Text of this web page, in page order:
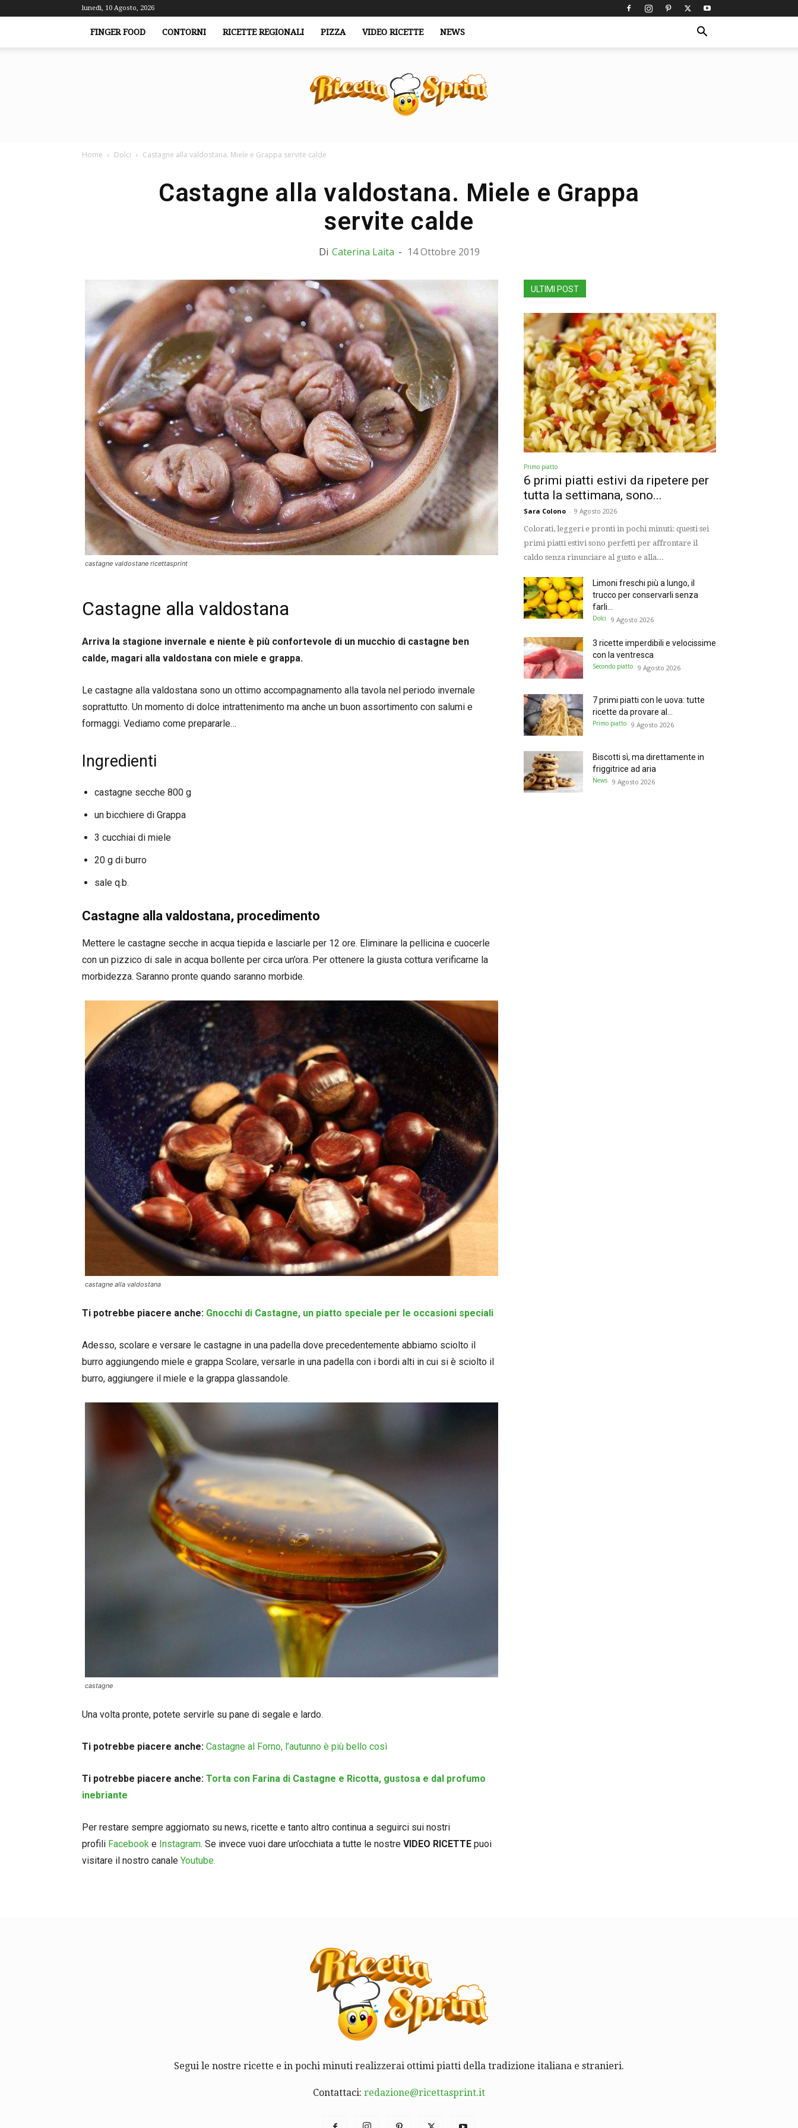
lunedì, 10 Agosto, 2026
FINGER FOOD CONTORNI RICETTE REGIONALI PIZZA VIDEO RICETTE NEWS
Home Dolci Castagne alla valdostana. Miele e Grappa servite calde
Castagne alla valdostana. Miele e Grappa
servite calde
Di Caterina Laita - 14 Ottobre 2019
castagne valdostane ricettasprint
Castagne alla valdostana
Arriva la stagione invernale e niente è più confortevole di un mucchio di castagne ben
calde, magari alla valdostana con miele e grappa.
Le castagne alla valdostana sono un ottimo accompagnamento alla tavola nel periodo invernale
soprattutto. Un momento di dolce intrattenimento ma anche un buon assortimento con salumi e
formaggi. Vediamo come prepararle…
Ingredienti
castagne secche 800 g
un bicchiere di Grappa
3 cucchiai di miele
20 g di burro
sale q.b.
Castagne alla valdostana, procedimento
Mettere le castagne secche in acqua tiepida e lasciarle per 12 ore. Eliminare la pellicina e cuocerle
con un pizzico di sale in acqua bollente per circa un’ora. Per ottenere la giusta cottura verificarne la
morbidezza. Saranno pronte quando saranno morbide.
castagne alla valdostana
Ti potrebbe piacere anche: Gnocchi di Castagne, un piatto speciale per le occasioni speciali
Adesso, scolare e versare le castagne in una padella dove precedentemente abbiamo sciolto il
burro aggiungendo miele e grappa Scolare, versarle in una padella con i bordi alti in cui si è sciolto il
burro, aggiungere il miele e la grappa glassandole.
castagne
Una volta pronte, potete servirle su pane di segale e lardo.
Ti potrebbe piacere anche: Castagne al Forno, l’autunno è più bello così
Ti potrebbe piacere anche: Torta con Farina di Castagne e Ricotta, gustosa e dal profumo
inebriante
Per restare sempre aggiornato su news, ricette e tanto altro continua a seguirci sui nostri
profili Facebook e Instagram. Se invece vuoi dare un’occhiata a tutte le nostre VIDEO RICETTE puoi
visitare il nostro canale Youtube.
ULTIMI POST
Primo piatto
6 primi piatti estivi da ripetere per
tutta la settimana, sono...
Sara Colono - 9 Agosto 2026
Colorati, leggeri e pronti in pochi minuti: questi sei
primi piatti estivi sono perfetti per affrontare il
caldo senza rinunciare al gusto e alla...
Limoni freschi più a lungo, il
trucco per conservarli senza
farli...
Dolci 9 Agosto 2026
3 ricette imperdibili e velocissime
con la ventresca
Secondo piatto 9 Agosto 2026
7 primi piatti con le uova: tutte
ricette da provare al...
Primo piatto 9 Agosto 2026
Biscotti sì, ma direttamente in
friggitrice ad aria
News 9 Agosto 2026
Segui le nostre ricette e in pochi minuti realizzerai ottimi piatti della tradizione italiana e stranieri.
Contattaci: redazione@ricettasprint.it